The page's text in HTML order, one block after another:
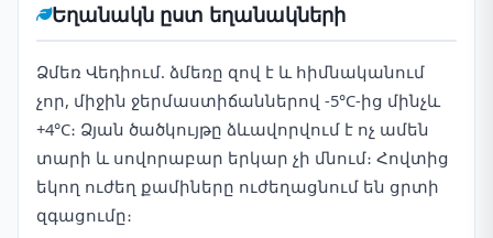
Եղանակն ըստ եղանակների
Ձմեռ Վեդիում. ձմեռը զով է և հիմնականում
չոր, միջին ջերմաստիճաններով -5°C-ից մինչև
+4°C։ Ձյան ծածկույթը ձևավորվում է ոչ ամեն
տարի և սովորաբար երկար չի մնում։ Հովտից
եկող ուժեղ քամիները ուժեղացնում են ցրտի
զգացումը։